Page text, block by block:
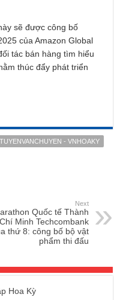
sẽ được công bố
của Amazon Global
tác bán hàng tìm hiểu
thúc đẩy phát triển
- VNHOAKY
Next
Quốc tế Thành
Minh Techcombank
thứ 8: công bố bộ vật
phẩm thi đấu
Hoa Kỳ